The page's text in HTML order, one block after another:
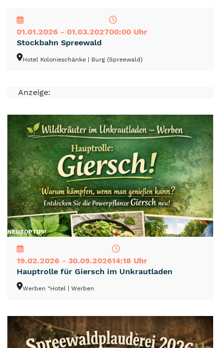
01.01.2026 - 01.03.202700:00 Uhr
Stockbahn Spreewald
Hotel Kolonieschänke | Burg (Spreewald)
NEUTOPTIPP
19.02.2026 - 30.09.202614:18 Uhr
Hauptrolle für Giersch im Unkrautladen
Werben "Hotel | Werben
Anzeige: